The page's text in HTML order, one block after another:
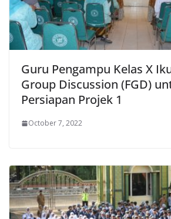
Guru Pengampu Kelas X
Group Discussion (FGD)
Persiapan Projek 1
October 7, 2022